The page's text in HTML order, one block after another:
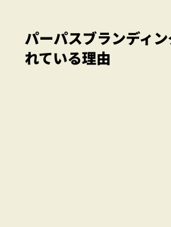
パーパスブランディ
れている理由